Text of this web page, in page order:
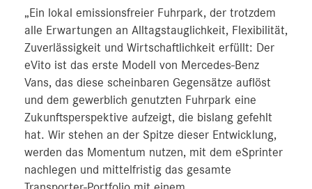
„Ein lokal emissionsfreier Fuhrpark, der trotzdem
alle Erwartungen an Alltagstauglichkeit, Flexibilität,
Zuverlässigkeit und Wirtschaftlichkeit erfüllt: Der
eVito ist das erste Modell von Mercedes-Benz
Vans, das diese scheinbaren Gegensätze auflöst
und dem gewerblich genutzten Fuhrpark eine
Zukunftsperspektive aufzeigt, die bislang gefehlt
hat. Wir stehen an der Spitze dieser Entwicklung,
werden das Momentum nutzen, mit dem eSprinter
nachlegen und mittelfristig das gesamte